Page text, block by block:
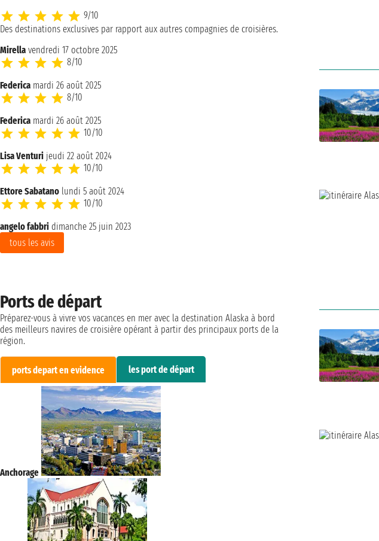
9/10
Des destinations exclusives par rapport aux autres compagnies de croisières.
Mirella vendredi 17 octobre 2025
8/10
Federica mardi 26 août 2025
8/10
Federica mardi 26 août 2025
10/10
Lisa Venturi jeudi 22 août 2024
10/10
Ettore Sabatano lundi 5 août 2024
10/10
angelo fabbri dimanche 25 juin 2023
tous les avis
Ports de départ
Préparez-vous à vivre vos vacances en mer avec la destination Alaska à bord
des meilleurs navires de croisière opérant à partir des principaux ports de la
région.
ports depart en evidence les port de départ
Anchorage